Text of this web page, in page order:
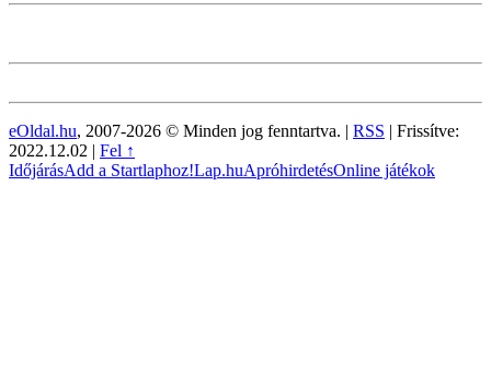
eOldal.hu, 2007-2026 © Minden jog fenntartva. | RSS | Frissítve:
2022.12.02 | Fel ↑
IdőjárásAdd a Startlaphoz!Lap.huApróhirdetésOnline játékok